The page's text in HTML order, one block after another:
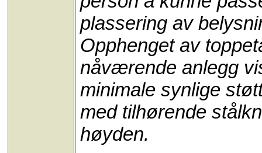
plassering av
Opphenget av
nåværende anlegg
minimale synlige
med tilhørende
høyden.